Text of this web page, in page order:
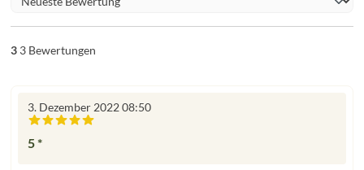
3 3 Bewertungen
3. Dezember 2022 08:50
5 *